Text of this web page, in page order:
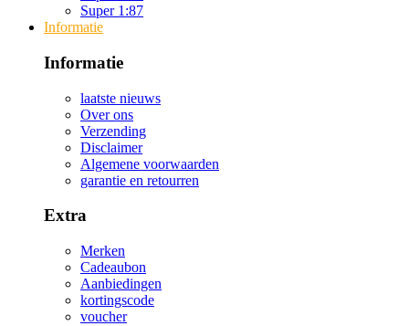
Super 1:87
Informatie
Informatie
laatste nieuws
Over ons
Verzending
Disclaimer
Algemene voorwaarden
garantie en retourren
Extra
Merken
Cadeaubon
Aanbiedingen
kortingscode
voucher